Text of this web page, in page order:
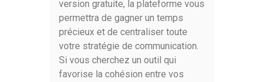
version gratuite, la plateforme vous
permettra de gagner un temps
précieux et de centraliser toute
votre stratégie de communication.
Si vous cherchez un outil qui
favorise la cohésion entre vos